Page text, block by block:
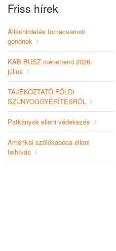
Friss hírek
Álláshirdetés tornacsarnok
gondnok
KAB BUSZ menetrend 2026.
július
TÁJÉKOZTATÓ FÖLDI
SZÚNYOGGYÉRÍTÉSRŐL
Patkányok elleni védekezés
Amerikai szőlőkabóca elleni
felhívás